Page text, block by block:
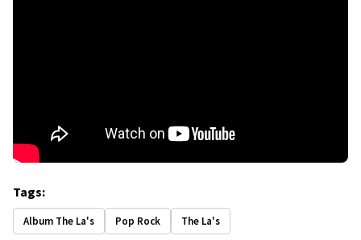
Tags:
Album The La's Pop Rock The La's